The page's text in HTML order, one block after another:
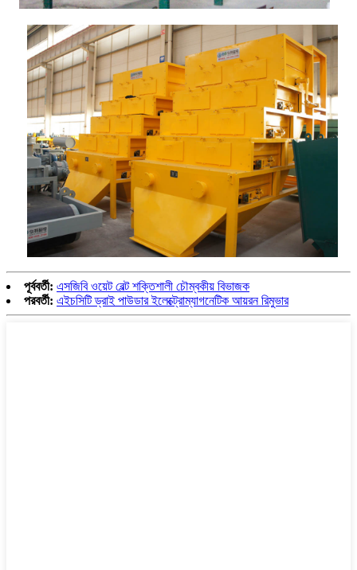
পূর্ববর্তী: এসজিবি ওয়েট বেল্ট শক্তিশালী চৌম্বকীয় বিভাজক
পরবর্তী: এইচসিটি ড্রাই পাউডার ইলেক্ট্রোম্যাগনেটিক আয়রন রিমুভার